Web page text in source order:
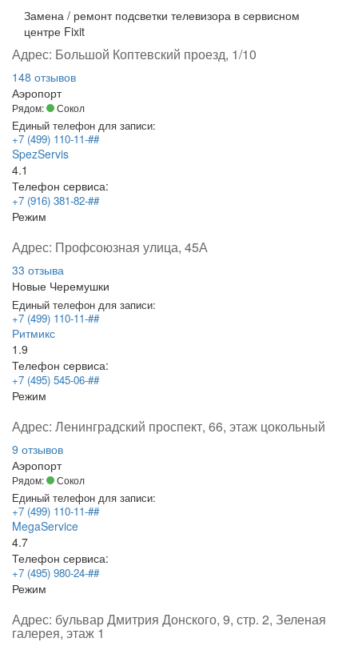
Замена / ремонт подсветки телевизора в сервисном
центре Fixit
Адрес: Большой Коптевский проезд, 1/10
148 отзывов
Аэропорт
Рядом: Сокол
Единый телефон для записи:
+7 (499) 110-11-##
SpezServis
4.1
Телефон сервиса:
+7 (916) 381-82-##
Режим
Адрес: Профсоюзная улица, 45А
33 отзыва
Новые Черемушки
Единый телефон для записи:
+7 (499) 110-11-##
Ритмикс
1.9
Телефон сервиса:
+7 (495) 545-06-##
Режим
Адрес: Ленинградский проспект, 66, этаж цокольный
9 отзывов
Аэропорт
Рядом: Сокол
Единый телефон для записи:
+7 (499) 110-11-##
MegaService
4.7
Телефон сервиса:
+7 (495) 980-24-##
Режим
Адрес: бульвар Дмитрия Донского, 9, стр. 2, Зеленая
галерея, этаж 1